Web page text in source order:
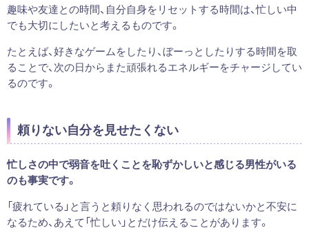
趣味や友達との時間、自分自身をリセットする時間は、忙しい中
でも大切にしたいと考えるものです。
たとえば、好きなゲームをしたり、ぼーっとしたりする時間を取
ることで、次の日からまた頑張れるエネルギーをチャージしてい
るのです。
頼りない自分を見せたくない
忙しさの中で弱音を吐くことを恥ずかしいと感じる男性がいる
のも事実です。
「疲れている」と言うと頼りなく思われるのではないかと不安に
なるため、あえて「忙しい」とだけ伝えることがあります。